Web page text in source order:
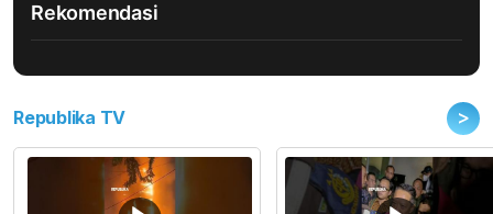
Rekomendasi
Republika TV >